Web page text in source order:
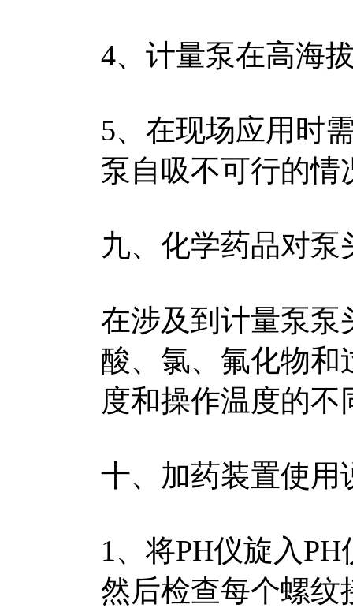
4、计量泵在高海
5、在现场应用时
泵自吸不可行的情
九、化学药品对泵
在涉及到计量泵泵
酸、氯、氟化物和
度和操作温度的
十、加药装置使用
1、将PH仪旋入
然后检查每个螺纹